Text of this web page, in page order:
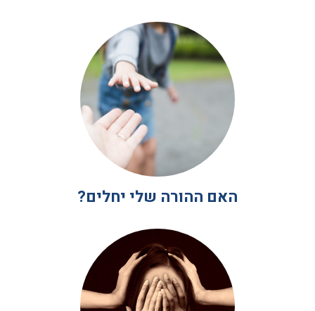
האם ההורה שלי יחלים?